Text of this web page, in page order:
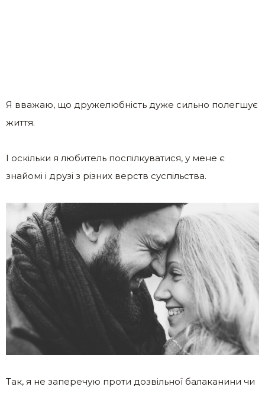
Я вважаю, що дружелюбність дуже сильно полегшує
життя.
І оскільки я любитель поспілкуватися, у мене є
знайомі і друзі з різних верств суспільства.
Так, я не заперечую проти дозвільної балаканини чи